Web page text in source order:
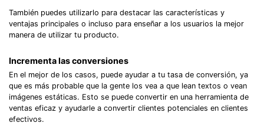
También puedes utilizarlo para destacar las características y
ventajas principales o incluso para enseñar a los usuarios la mejor
manera de utilizar tu producto.
Incrementa las conversiones
En el mejor de los casos, puede ayudar a tu tasa de conversión, ya
que es más probable que la gente los vea a que lean textos o vean
imágenes estáticas. Esto se puede convertir en una herramienta de
ventas eficaz y ayudarle a convertir clientes potenciales en clientes
efectivos.